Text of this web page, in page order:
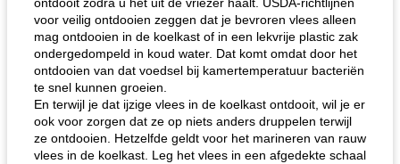
voor veilig ontdooien zeggen dat je bevroren vlees alleen
mag ontdooien in de koelkast of in een lekvrije plastic zak
ondergedompeld in koud water. Dat komt omdat door het
ontdooien van dat voedsel bij kamertemperatuur bacteriën
te snel kunnen groeien.
En terwijl je dat ijzige vlees in de koelkast ontdooit, wil je er
ook voor zorgen dat ze op niets anders druppelen terwijl
ze ontdooien. Hetzelfde geldt voor het marineren van rauw
vlees in de koelkast. Leg het vlees in een afgedekte schaal